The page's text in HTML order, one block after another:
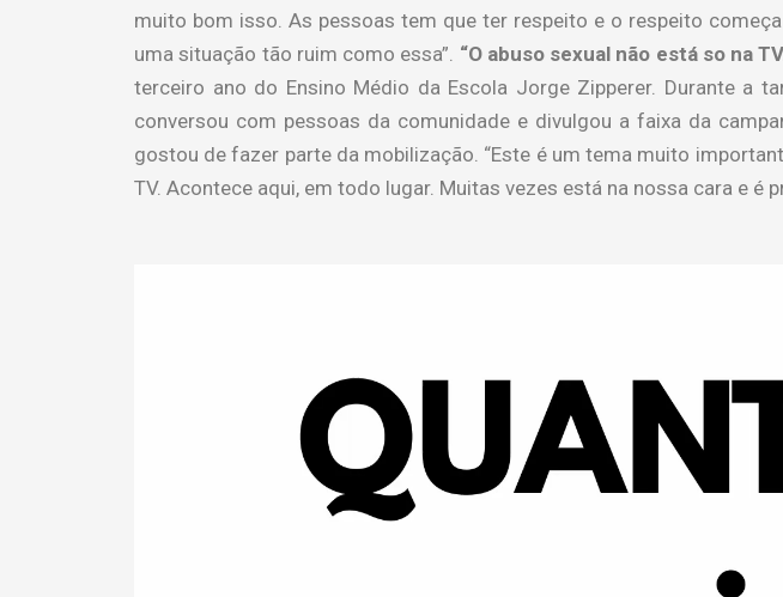
muito bom isso. As pessoas tem que ter respeito e o respeito
uma situação tão ruim como essa”. “O abuso sexual não está so na
terceiro ano do Ensino Médio da Escola Jorge Zipperer. Durante a
conversou com pessoas da comunidade e divulgou a faixa da
gostou de fazer parte da mobilização. “Este é um tema muito
TV. Acontece aqui, em todo lugar. Muitas vezes está na nossa cara e é